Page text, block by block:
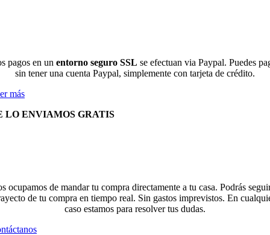
pagos en un entorno seguro SSL se efectuan via Paypal. Puedes
sin tener una cuenta Paypal, simplemente con tarjeta de crédito.
más
LO ENVIAMOS GRATIS
ocupamos de mandar tu compra directamente a tu casa. Podrás
de tu compra en tiempo real. Sin gastos imprevistos. En
caso estamos para resolver tus dudas.